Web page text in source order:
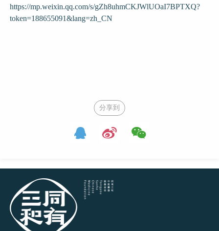
https://mp.weixin.qq.com/s/gZh8uhmCKJWlUOaI7BPTXQ?
token=188655091&lang=zh_CN
分享到